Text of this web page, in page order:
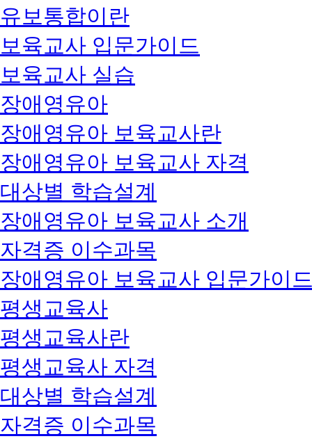
유보통합이란
보육교사 입문가이드
보육교사 실습
장애영유아
장애영유아 보육교사란
장애영유아 보육교사 자격
대상별 학습설계
장애영유아 보육교사 소개
자격증 이수과목
장애영유아 보육교사 입문가이
평생교육사
평생교육사란
평생교육사 자격
대상별 학습설계
자격증 이수과목